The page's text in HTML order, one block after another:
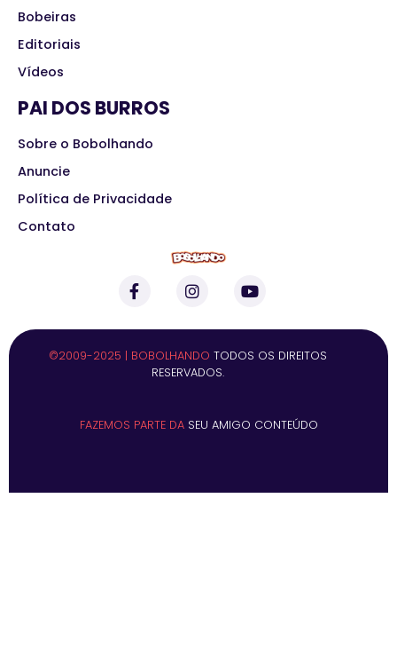
Bobeiras
Editoriais
Vídeos
PAI DOS BURROS
Sobre o Bobolhando
Anuncie
Política de Privacidade
Contato
©2009-2025 | BOBOLHANDO TODOS OS DIREITOS
RESERVADOS.
FAZEMOS PARTE DA SEU AMIGO CONTEÚDO